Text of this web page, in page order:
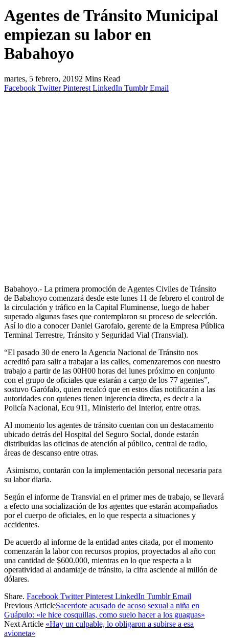
Agentes de Tránsito Municipal
empiezan su labor en
Babahoyo
martes, 5 febrero, 20192 Mins Read
Facebook Twitter Pinterest LinkedIn Tumblr Email
Babahoyo.- La primera promoción de Agentes Civiles de Tránsito
de Babahoyo comenzará desde este lunes 11 de febrero el control de
la circulación y tráfico en la Capital Fluminense, luego de haber
superado algunas fases que contemplaron su proceso de selección.
Así lo dio a conocer Daniel Garofalo, gerente de la Empresa Pública
Terminal Terrestre, Tránsito y Seguridad Vial (Transvial).
“El pasado 30 de enero la Agencia Nacional de Tránsito nos
acreditó para salir a trabajar a las calles, comenzaremos con nuestro
trabajo a partir de las 00H00 horas del lunes próximo en conjunto
con el grupo de oficiales que estarán a cargo de los 77 agentes”,
sostuvo Garófalo, quien recalcó que en estos días notificarán a las
autoridades con quienes tienen injerencia directa, es decir a la
Policía Nacional, Ecu 911, Ministerio del Interior, entre otras.
Al momento los agentes de tránsito cuentan con un destacamento
ubicado detrás del Hospital del Seguro Social, donde estarán
distribuidas las oficinas de atención al público, central de radio,
áreas de descanso entre otras.
Asimismo, contarán con la implementación personal necesaria para
su labor diaria.
Según el informe de Transvial en el primer mes de trabajo, se llevará
a efecto una socialización de los agentes que estarán acompañados
por el cuerpo de oficiales, en lo que respecta a situaciones y
accidentes.
De acuerdo al informe de la entidad antes citada, por el momento
comenzarán la labor con recursos propios, proyectados al año con
una cantidad de $600.000, mientras en lo que respecta a la
operatividad al andamiaje de tránsito, la cifra asciende al millón de
dólares.
Share. Facebook Twitter Pinterest LinkedIn Tumblr Email
Previous ArticleSacerdote acusado de acoso sexual a niña en
Guápulo: «le hice cosquillas, como suelo hacer a los guaguas»
Next Article «Hay un culpable, lo obligaron a subirse a esa
avioneta»